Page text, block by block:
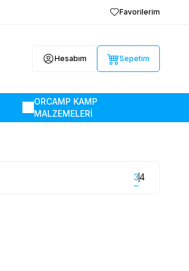
Favorilerim
Hesabım Sepetim
ORCAMP KAMP
MALZEMELERİ
34